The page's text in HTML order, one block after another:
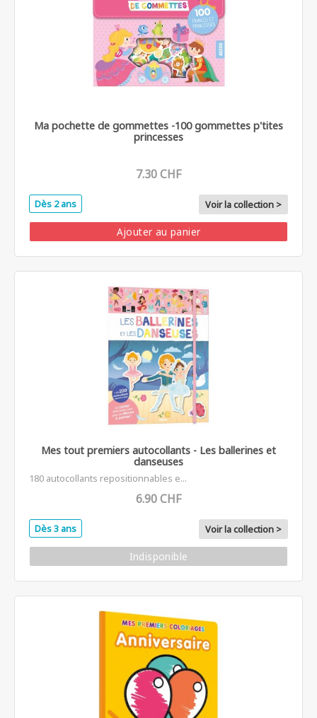
Ma pochette de gommettes -100 gommettes p'tites
princesses
7.30 CHF
Dès 2 ans Voir la collection >
Ajouter au panier
Mes tout premiers autocollants - Les ballerines et
danseuses
180 autocollants repositionnables e...
6.90 CHF
Dès 3 ans Voir la collection >
Indisponible